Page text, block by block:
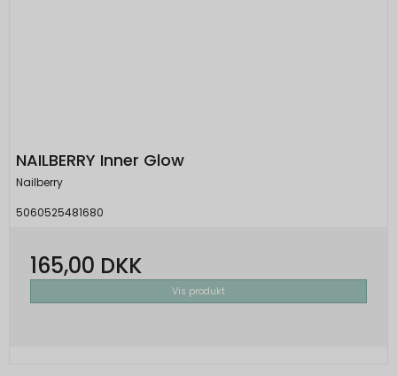
NAILBERRY Inner Glow
Nailberry
5060525481680
165,00 DKK
Vis produkt